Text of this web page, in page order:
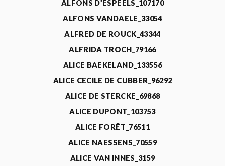
ALFONS D’ESPEELS_107170
ALFONS VANDAELE_33054
ALFRED DE ROUCK_43344
ALFRIDA TROCH_79166
ALICE BAEKELAND_133556
ALICE CECILE DE CUBBER_96292
ALICE DE STERCKE_69868
ALICE DUPONT_103753
ALICE FORÊT_76511
ALICE NAESSENS_70559
ALICE VAN INNES_3159